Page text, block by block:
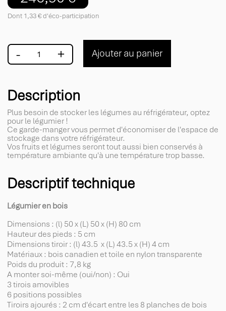
Dont 1,33 € d'éco-participation
- + Ajouter au panier
Description
Plus besoin de stocker les légumes au réfrigérateur, optez
pour le légumier !
Ce garde-manger vous permet d'économiser de l'espace de
stockage dans votre réfrigérateur.
Vos fruits et légumes seront tout aussi bien conservés à
température ambiante qu'à une température trop basse.
Descriptif technique
Légumier en bois
Dimensions : (l) 50 x (L) 50 x (H) 80 cm
Hauteur des pieds : 5 cm
Dimensions tiroir : (l) 43.5 x (L) 43.5 x (H) 4 cm
Matériaux : bois canadien et toile en nylon transparente
Poids du produit : 7,8 kg
A monter soi-même (oui/non) : Oui
3 tirois amovibles
6 positions possibles
Tiroirs ajourés : 2 cm d'écart entre les 8 planches de bois